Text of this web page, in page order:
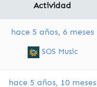
Actividad
hace 5 años, 6 meses
SOS Music
hace 5 años, 10 meses